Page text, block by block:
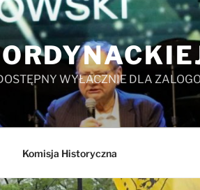
WYŁACZNIE DLA
Komisja Historyczna